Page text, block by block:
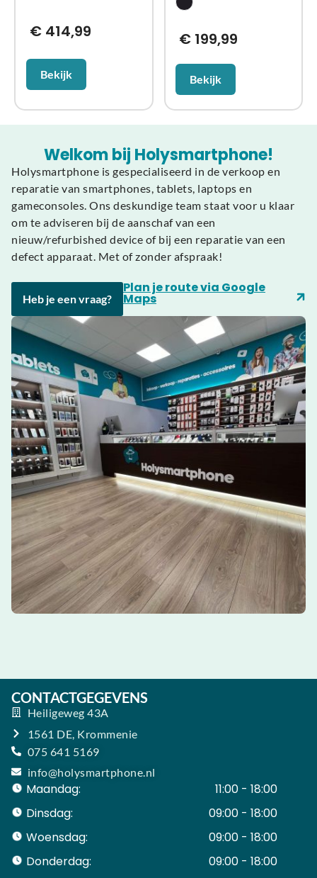
€414,99
Bekijk
€ 199,99
Bekijk
Welkom bij Holysmartphone!
Holysmartphone is gespecialiseerd in de verkoop en
reparatie van smartphones, tablets, laptops en
gameconsoles. Ons deskundige team staat voor u klaar
om te adviseren bij de aanschaf van een
nieuw/refurbished device of bij een reparatie van een
defect apparaat. Met of zonder afspraak!
Heb je een vraag?
Plan je route via Google
Maps
CONTACTGEGEVENS
Heiligeweg 43A
1561 DE, Krommenie
075 641 5169
info@holysmartphone.nl
Maandag:
11:00 - 18:00
Dinsdag:
09:00 - 18:00
Woensdag:
09:00 - 18:00
Donderdag:
09:00 - 18:00